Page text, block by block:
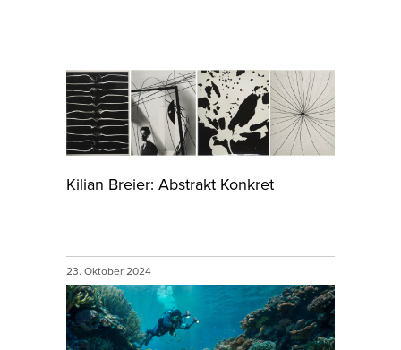
Kilian Breier: Abstrakt Konkret
23. Oktober 2024